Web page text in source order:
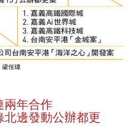
兩年合作
邊發動公辦都更